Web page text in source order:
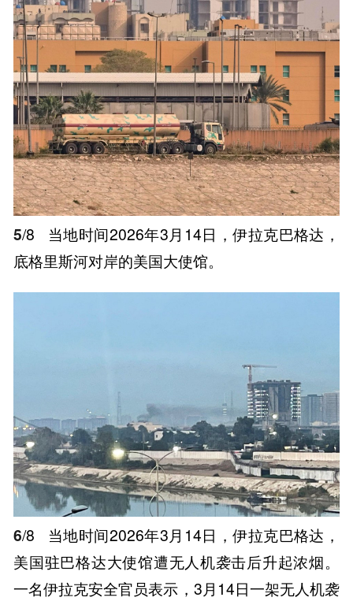
5/8
当地时间2026年3月14日，伊拉克巴格达，
底格里斯河对岸的美国大使馆。
6/8
当地时间2026年3月14日，伊拉克巴格达，
美国驻巴格达大使馆遭无人机袭击后升起浓烟。
一名伊拉克安全官员表示，3月14日一架无人机袭